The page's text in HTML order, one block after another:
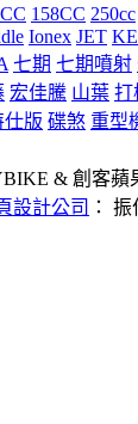
158CC 250cc
Ionex JET
七期 七期噴射
宏佳騰 山葉 打
仕版 碟煞 重型
& 創客蘋
設計公司 ：